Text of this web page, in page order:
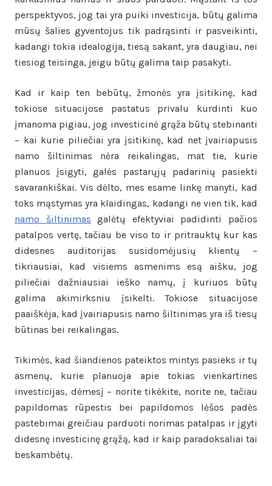
perspektyvos, jog tai yra puiki investicija, būtų galima
mūsų šalies gyventojus tik padrąsinti ir pasveikinti,
kadangi tokia idealogija, tiesą sakant, yra daugiau, nei
tiesiog teisinga, jeigu būtų galima taip pasakyti.
Kad ir kaip ten bebūtų, žmonės yra įsitikinę, kad
tokiose situacijose pastatus privalu kurdinti kuo
įmanoma pigiau, jog investicinė grąža būtų stebinanti
– kai kurie piliečiai yra įsitikinę, kad net įvairiapusis
namo šiltinimas nėra reikalingas, mat tie, kurie
planuos įsigyti, galės pastarųjų padarinių pasiekti
savarankiškai. Vis dėlto, mes esame linkę manyti, kad
toks mąstymas yra klaidingas, kadangi ne vien tik, kad
namo šiltinimas galėtų efektyviai padidinti pačios
patalpos vertę, tačiau be viso to ir pritrauktų kur kas
didesnes auditorijas susidomėjusių klientų –
tikriausiai, kad visiems asmenims esą aišku, jog
piliečiai dažniausiai ieško namų, į kuriuos būtų
galima akimirksniu įsikelti. Tokiose situacijose
paaiškėja, kad įvairiapusis namo šiltinimas yra iš tiesų
būtinas bei reikalingas.
Tikimės, kad šiandienos pateiktos mintys pasieks ir tų
asmenų, kurie planuoja apie tokias vienkartines
investicijas, dėmesį – norite tikėkite, norite ne, tačiau
papildomas rūpestis bei papildomos lėšos padės
pastebimai greičiau parduoti norimas patalpas ir įgyti
didesnę investicinę grąžą, kad ir kaip paradoksaliai tai
beskambėtų.